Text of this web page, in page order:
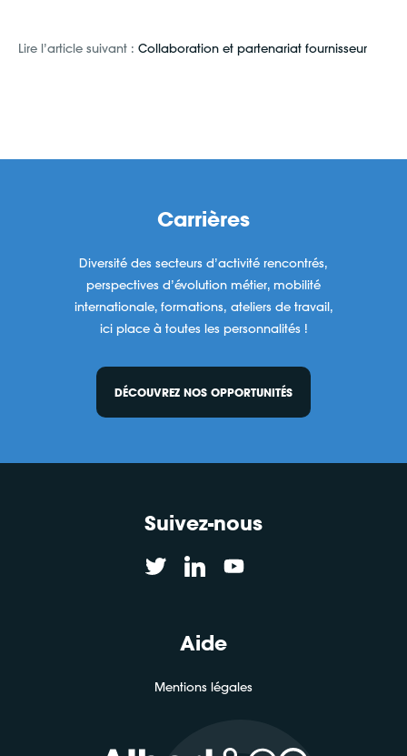
Lire l’article suivant : Collaboration et partenariat fournisseur
Carrières
Diversité des secteurs d’activité rencontrés,
perspectives d’évolution métier, mobilité
internationale, formations, ateliers de travail,
ici place à toutes les personnalités !
DÉCOUVREZ NOS OPPORTUNITÉS
Suivez-nous
Aide
Mentions légales